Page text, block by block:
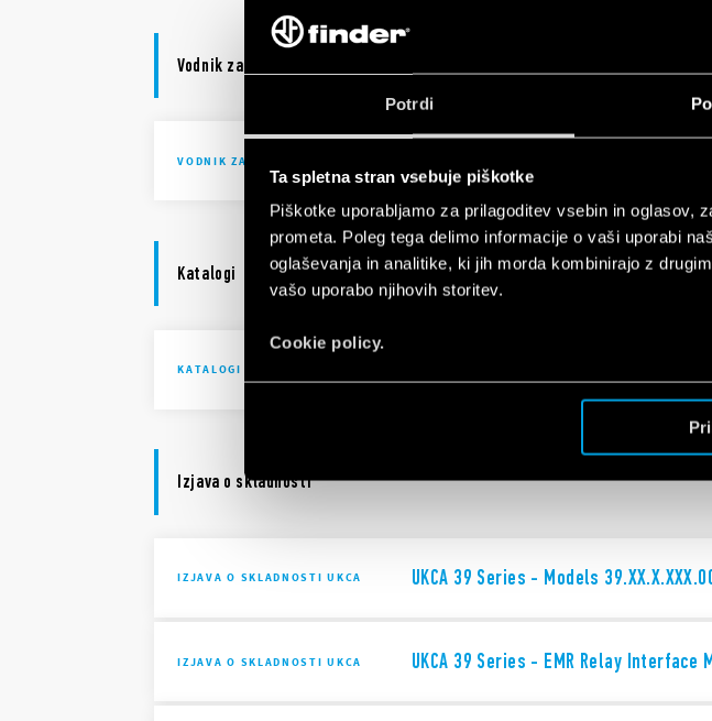
Potrdi
Ta spletna stran vsebuje piškotke
Piškotke uporabljamo za prilagoditev vsebin in oglasov,
prometa. Poleg tega delimo informacije o vaši uporabi
oglaševanja in analitike, ki jih morda kombinirajo z
vašo uporabo njihovih storitev.
Cookie policy.
Vodnik za izbiro
VODNIK ZA IZBIRO
Katalogi
KATALOGI
Izjava o skladnosti
IZJAVA O SKLADNOSTI UKCA UKCA 39 Series - Models
IZJAVA O SKLADNOSTI UKCA UKCA 39 Series - EMR Relay Interface